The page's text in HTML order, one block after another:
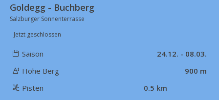
Goldegg - Buchberg
Salzburger Sonnenterrasse
Jetzt geschlossen
Saison
24.12. - 08.03.
Höhe Berg
900 m
Pisten
0.5 km